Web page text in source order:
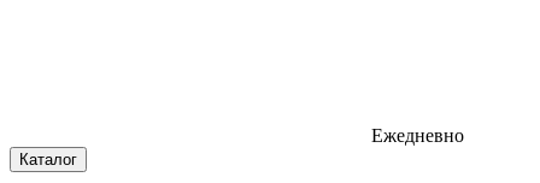
Ежедневно
Каталог